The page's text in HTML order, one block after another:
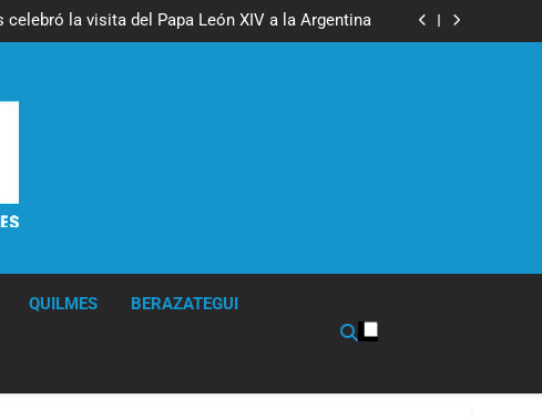
celebró la visita del Papa León XIV a la Argentina
a la marcha frente al Congreso contra la
la visita del Papa León XIV a la Argentina
a la marcha frente al Congreso contra la
para los activos argentinos: cayeron las acciones
y el riesgo país quedó al borde de los 450 puntos
QUILMES BERAZATEGUI